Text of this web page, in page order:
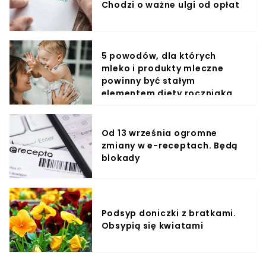
Chodzi o ważne ulgi od opłat
5 powodów, dla których
mleko i produkty mleczne
powinny być stałym
elementem diety roczniaka
Od 13 września ogromne
zmiany w e-receptach. Będą
blokady
Podsyp doniczki z bratkami.
Obsypią się kwiatami